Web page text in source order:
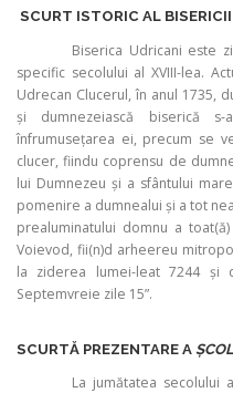
SCURT ISTORIC AL
Biserica Udricani este
specific secolului al XVIII-lea.
Udrecan Clucerul, în anul 1735,
și dumnezeiască biserică
înfrumusețarea ei, precum se
clucer, fiindu coprensu de
lui Dumnezeu și a sfântului
pomenire a dumnealui și a tot
prealuminatului domnu a
Voievod, fii(n)d arheereu
la ziderea lumei-leat 7244 și
Septemvreie zile 15”.
SCURTĂ PREZENTARE A
La jumătatea secolului